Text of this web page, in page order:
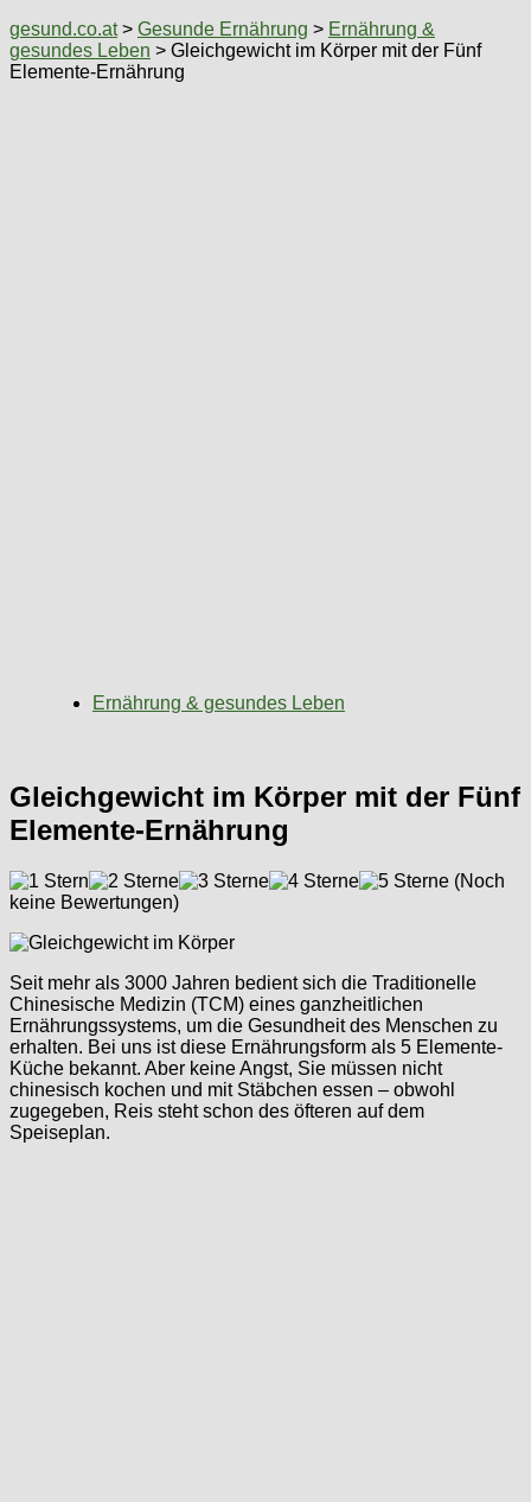
gesund.co.at> Gesunde Ernährung > Ernährung &
gesundes Leben > Gleichgewicht im Körper mit der Fünf
Elemente-Ernährung
Ernährung & gesundes Leben
Gleichgewicht im Körper mit der Fünf
Elemente-Ernährung
(Noch
keine Bewertungen)
Seit mehr als 3000 Jahren bedient sich die Traditionelle
Chinesische Medizin (TCM) eines ganzheitlichen
Ernährungssystems, um die Gesundheit des Menschen zu
erhalten. Bei uns ist diese Ernährungsform als 5 Elemente-
Küche bekannt. Aber keine Angst, Sie müssen nicht
chinesisch kochen und mit Stäbchen essen – obwohl
zugegeben, Reis steht schon des öfteren auf dem
Speiseplan.